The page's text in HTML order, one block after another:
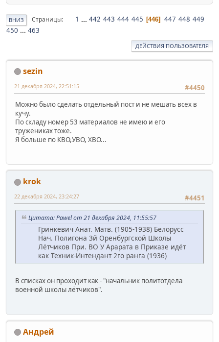
ВНИЗ Страницы 1 ... 442 443 444 445 446 447 448 449
450 ... 463
ДЕЙСТВИЯ ПОЛЬЗОВАТЕЛЯ
sezin
#4450
21 декабря 2024, 22:51:15
Можно было сделать отдельный пост и не мешать всех в
кучу.
По складу номер 53 материалов не имею и его
тружениках тоже.
Я больше по КВО,УВО, ХВО...
krok
#4451
22 декабря 2024, 23:24:27
Цитата: Pawel от 21 декабря 2024, 11:55:57
Гринкевич Анат. Матв. (1905-1938) Белорусс
Нач. Полигона 3й Оренбургской Школы
Лётчиков При. ВО У Арарата в Приказе идёт
как Техник-Интендант 2го ранга (1936)
В списках он проходит как - "начальник политотдела
военной школы лётчиков".
Андрей